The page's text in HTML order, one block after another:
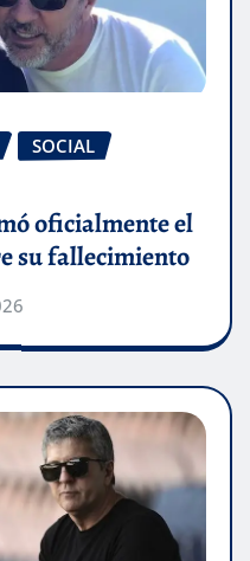
SOCIAL
oficialmente el
su fallecimiento